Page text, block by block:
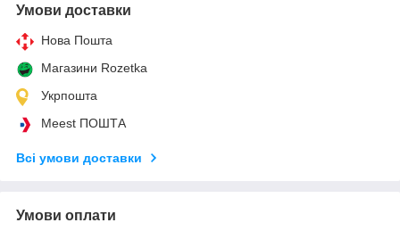
Умови доставки
Нова Пошта
Магазини Rozetka
Укрпошта
Meest ПОШТА
Всі умови доставки
Умови оплати